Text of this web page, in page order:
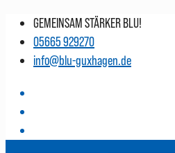
GEMEINSAM STÄRKER BLU!
05665 929270
info@blu-guxhagen.de